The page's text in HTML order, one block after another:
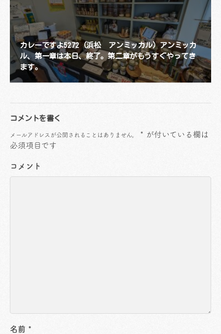
カレーですよ5272（浜松 アンミッカル）アンミッカ
ル、第一章は本日、終了。第二章がもうすぐやってき
ます。
コメントを書く
メールアドレスが公開されることはありません。 * が付いている欄は
必須項目です
コメント
名前 *